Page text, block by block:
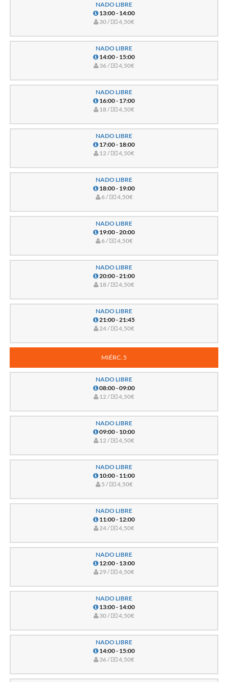
NADO LIBRE
13:00 - 14:00
30 /
4,50€
NADO LIBRE
14:00 - 15:00
36 /
4,50€
NADO LIBRE
16:00 - 17:00
18 /
4,50€
NADO LIBRE
17:00 - 18:00
12 /
4,50€
NADO LIBRE
18:00 - 19:00
6 /
4,50€
NADO LIBRE
19:00 - 20:00
6 /
4,50€
NADO LIBRE
20:00 - 21:00
18 /
4,50€
NADO LIBRE
21:00 - 21:45
24 /
4,50€
MIÉRC. 5
NADO LIBRE
08:00 - 09:00
12 /
4,50€
NADO LIBRE
09:00 - 10:00
12 /
4,50€
NADO LIBRE
10:00 - 11:00
5 /
4,50€
NADO LIBRE
11:00 - 12:00
24 /
4,50€
NADO LIBRE
12:00 - 13:00
29 /
4,50€
NADO LIBRE
13:00 - 14:00
30 /
4,50€
NADO LIBRE
14:00 - 15:00
36 /
4,50€